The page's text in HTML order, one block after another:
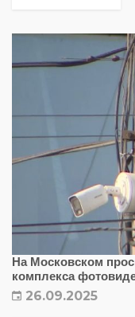
На Московском
комплекса
26.09.2025